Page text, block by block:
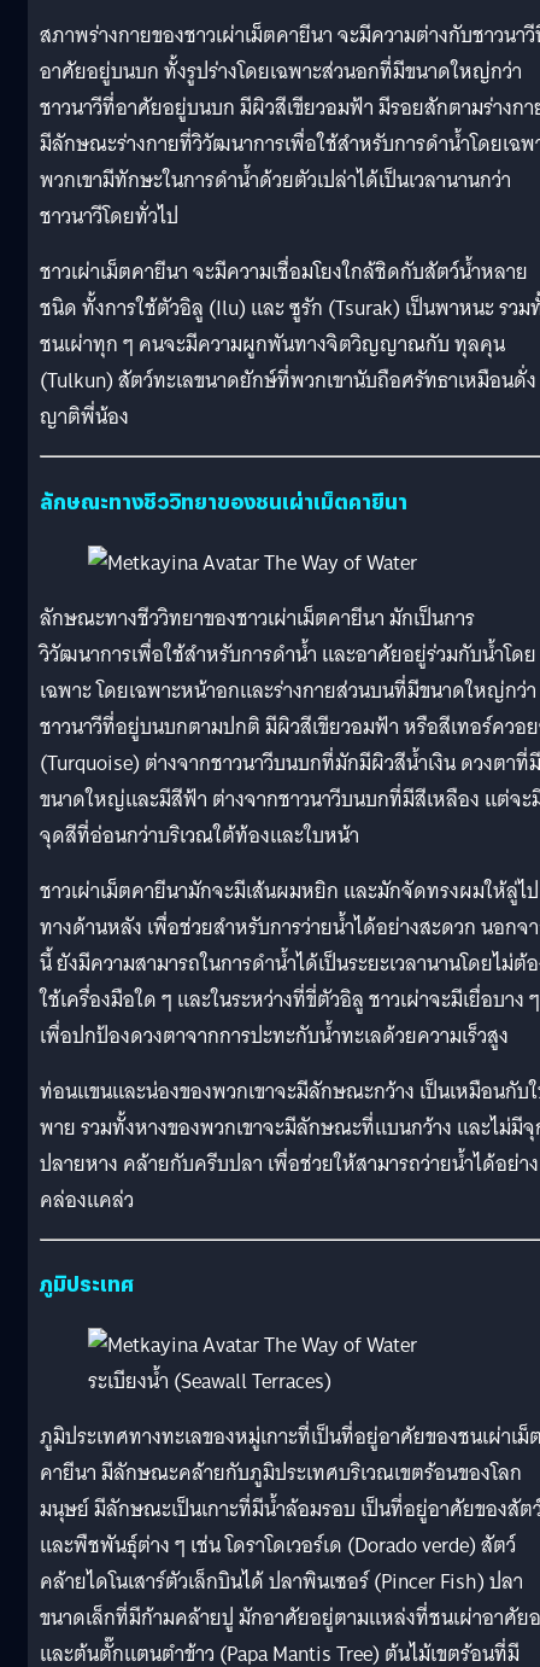
สภาพร่างกายของชาวเผ่าเม็ตคายีนา จะมีความต่างกับชาวนา
อาศัยอยู่บนบก ทั้งรูปร่างโดยเฉพาะส่วนอกที่มีขนาดใหญ่กว่า
ชาวนาวีที่อาศัยอยู่บนบก มีผิวสีเขียวอมฟ้า มีรอยสักตามร่างก
มีลักษณะร่างกายที่วิวัฒนาการเพื่อใช้สำหรับการดำน้ำโดยเฉพ
พวกเขามีทักษะในการดำน้ำด้วยตัวเปล่าได้เป็นเวลานานกว่า
ชาวนาวีโดยทั่วไป
ชาวเผ่าเม็ตคายีนา จะมีความเชื่อมโยงใกล้ชิดกับสัตว์น้ำหลาย
ชนิด ทั้งการใช้ตัวอิลู (Ilu) และ ซูรัก (Tsurak) เป็นพาหนะ รวม
ชนเผ่าทุก ๆ คนจะมีความผูกพันทางจิตวิญญาณกับ ทุลคุน
(Tulkun) สัตว์ทะเลขนาดยักษ์ที่พวกเขานับถือศรัทธาเหมือนดั่ง
ญาติพี่น้อง
ลักษณะทางชีววิทยาของชนเผ่าเม็ตคายีนา
ลักษณะทางชีววิทยาของชาวเผ่าเม็ตคายีนา มักเป็นการ
วิวัฒนาการเพื่อใช้สำหรับการดำน้ำ และอาศัยอยู่ร่วมกับน้ำโดย
เฉพาะ โดยเฉพาะหน้าอกและร่างกายส่วนบนที่มีขนาดใหญ่กว่า
ชาวนาวีที่อยู่บนบกตามปกติ มีผิวสีเขียวอมฟ้า หรือสีเทอร์ควอ
(Turquoise) ต่างจากชาวนาวีบนบกที่มักมีผิวสีน้ำเงิน ดวงตาที่มี
ขนาดใหญ่และมีสีฟ้า ต่างจากชาวนาวีบนบกที่มีสีเหลือง แต่จะ
จุดสีที่อ่อนกว่าบริเวณใต้ท้องและใบหน้า
ชาวเผ่าเม็ตคายีนามักจะมีเส้นผมหยิก และมักจัดทรงผมให้ลู่ไป
ทางด้านหลัง เพื่อช่วยสำหรับการว่ายน้ำได้อย่างสะดวก นอกจ
นี้ ยังมีความสามารถในการดำน้ำได้เป็นระยะเวลานานโดยไม่ต้
ใช้เครื่องมือใด ๆ และในระหว่างที่ขี่ตัวอิลู ชาวเผ่าจะมีเยื่อบาง ๆ
เพื่อปกป้องดวงตาจากการปะทะกับน้ำทะเลด้วยความเร็วสูง
ท่อนแขนและน่องของพวกเขาจะมีลักษณะกว้าง เป็นเหมือนกับ
พาย รวมทั้งหางของพวกเขาจะมีลักษณะที่แบนกว้าง และไม่มี
ปลายหาง คล้ายกับครีบปลา เพื่อช่วยให้สามารถว่ายน้ำได้อย่าง
คล่องแคล่ว
ภูมิประเทศ
ระเบียงน้ำ (Seawall Terraces)
ภูมิประเทศทางทะเลของหมู่เกาะที่เป็นที่อยู่อาศัยของชนเผ่าเม็
คายีนา มีลักษณะคล้ายกับภูมิประเทศบริเวณเขตร้อนของโลก
มนุษย์ มีลักษณะเป็นเกาะที่มีน้ำล้อมรอบ เป็นที่อยู่อาศัยของสัต
และพืชพันธุ์ต่าง ๆ เช่น โดราโดเวอร์เด (Dorado verde) สัตว์
คล้ายไดโนเสาร์ตัวเล็กบินได้ ปลาพินเซอร์ (Pincer Fish) ปลา
ขนาดเล็กที่มีก้ามคล้ายปู มักอาศัยอยู่ตามแหล่งที่ชนเผ่าอาศัย
และต้นตั๊กแตนตำข้าว (Papa Mantis Tree) ต้นไม้เขตร้อนที่มี